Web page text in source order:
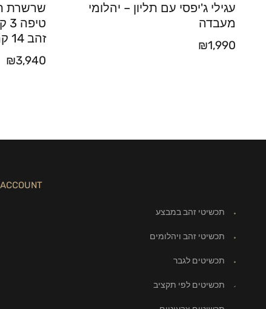
עגילי ג'יפסי עם תליון – יהלומי
מעבדה
₪1,990
שרשרת
זהב 14 קראט
₪3,940
תכשיטי זהב במבצע
תכשיטי זהב ויהלומים
תכשיטים לגבר
תכשיטים לפי תקציב